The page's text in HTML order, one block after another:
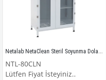
Netalab NetaClean Steril Soyunma Dolabı / NTL-80CLN
NTL-80CLN
Lütfen Fiyat İsteyiniz..